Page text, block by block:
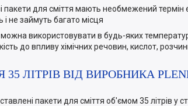
пакети для сміття мають необмежений термін
не займуть багато місця
можна використовувати в будь-яких
до впливу хімічних речовин, кислот,
ЛІТРІВ ВІД ВИРОБНИКА
пакети для сміття об'ємом 35 літрів у